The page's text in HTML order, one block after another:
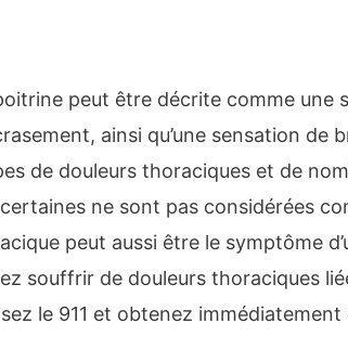
peut être décrite comme une
ainsi qu’une sensation de
de douleurs thoraciques et de
ne sont pas considérées
peut aussi être le symptôme
souffrir de douleurs thoraciques
le 911 et obtenez immédiatement